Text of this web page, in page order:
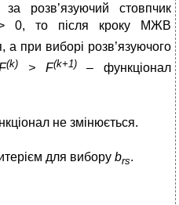
розв’язуючий стовпчик
0, то після кроку МЖВ
а при виборі розв’язуючого
(k) > F(k+1)– функціонал
не змінюється.
для вибору brs.